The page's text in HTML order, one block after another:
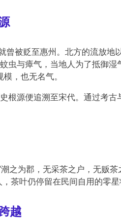
被贬至惠州。北方的流放地
虫与瘴气，当地人为了抵御
，也无名气。
根源便追溯至宋代。通过考
之为郡，无采茶之户，无贩
茶叶仍停留在民间自用的零星
越